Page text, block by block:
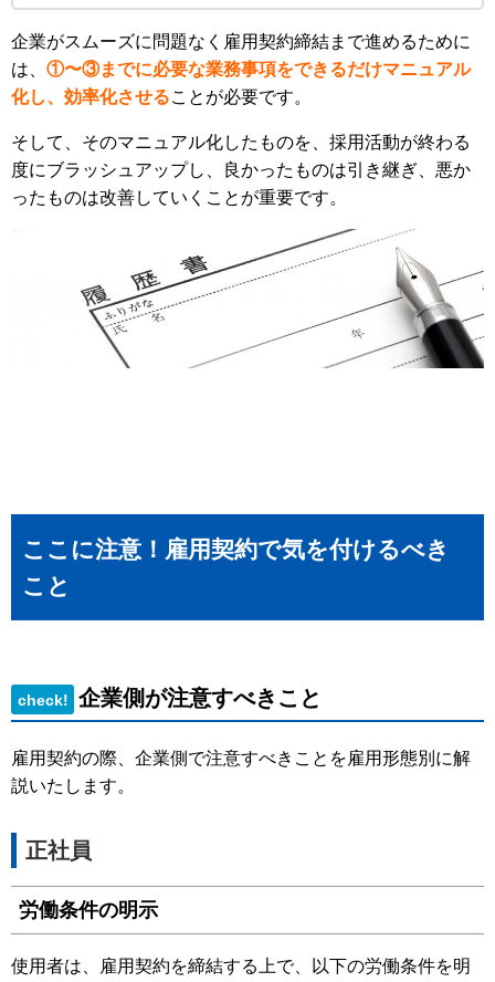
企業がスムーズに問題なく雇用契約締結まで進めるために
は、 ①〜③までに必要な業務事項をできるだけマニュアル
化し、効率化させることが必要です。
そして、そのマニュアル化したものを、採用活動が終わる
度にブラッシュアップし、良かったものは引き継ぎ、悪か
ったものは改善していくことが重要です。
ここに注意！雇用契約で気を付けるべき
こと
check! 企業側が注意すべきこと
雇用契約の際、企業側で注意すべきことを雇用形態別に解
説いたします。
正社員
労働条件の明示
使用者は、雇用契約を締結する上で、以下の労働条件を明